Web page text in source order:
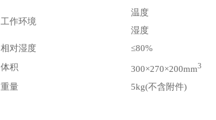
工作环境
温度
湿度
相对湿度
≤80%
体积
300×270×200mm3
重量 5kg(不含附件)